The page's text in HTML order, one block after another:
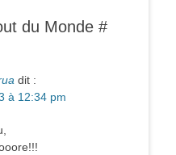
du Monde #
dit :
à 12:34 pm